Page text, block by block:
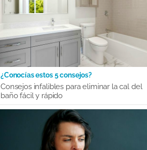
¿Conocías estos 5 consejos?
Consejos infalibles para eliminar la cal del
baño fácil y rápido